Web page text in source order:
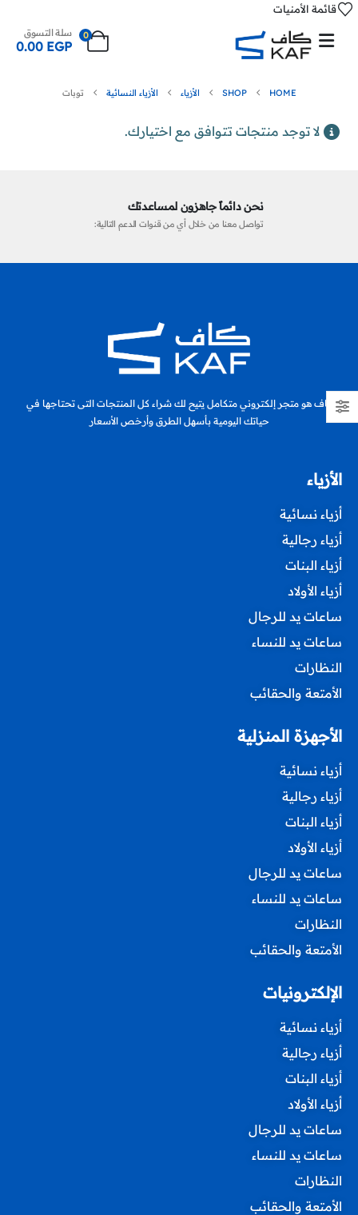
قائمة الأمنيات
0 سلة التسوق
0.00 EGP
HOME
SHOP الأزياء الأزياء النسائية توبات
لا توجد منتجات تتوافق مع اختيارك.
نحن دائماً جاهزون لمساعدتك
تواصل معنا من خلال أي من قنوات الدعم التالية:
كاف هو متجر إلكتروني متكامل يتيح لك شراء كل المنتجات التى تحتاجها في
حياتك اليومية بأسهل الطرق وأرخص الأسعار
الأزياء
أزياء نسائية
أزياء رجالية
أزياء البنات
أزياء الأولاد
ساعات يد للرجال
ساعات يد للنساء
النظارات
الأمتعة والحقائب
الأجهزة المنزلية
أزياء نسائية
أزياء رجالية
أزياء البنات
أزياء الأولاد
ساعات يد للرجال
ساعات يد للنساء
النظارات
الأمتعة والحقائب
الإلكترونيات
أزياء نسائية
أزياء رجالية
أزياء البنات
أزياء الأولاد
ساعات يد للرجال
ساعات يد للنساء
النظارات
الأمتعة والحقائب